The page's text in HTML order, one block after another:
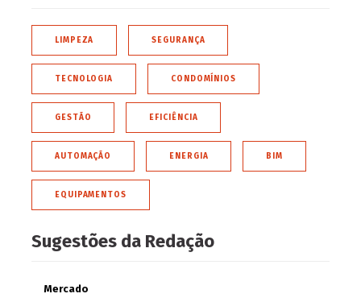
LIMPEZA SEGURANÇA
TECNOLOGIA CONDOMÍNIOS
GESTÃO EFICIÊNCIA
AUTOMAÇÃO ENERGIA BIM
EQUIPAMENTOS
Sugestões da Redação
Mercado